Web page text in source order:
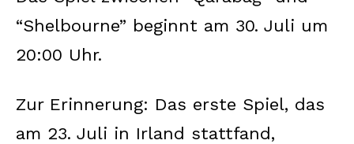
“Shelbourne” beginnt am 30. Juli um
20:00 Uhr.
Zur Erinnerung: Das erste Spiel, das
am 23. Juli in Irland stattfand,